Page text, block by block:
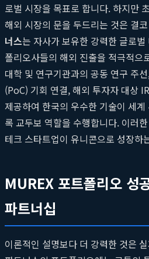
로벌 시장을 목표로 합니다. 하지만
해외 시장의 문을 두드리는 것은 결
너스는 자사가 보유한 강력한 글로
폴리오사들의 해외 진출을 적극적으
대학 및 연구기관과의 공동 연구 주
(PoC) 기회 연결, 해외 투자자 대상
제공하여 한국의 우수한 기술이 세
록 교두보 역할을 수행합니다. 이러
테크 스타트업이 유니콘으로 성장하
MUREX 포트폴리오 성
파트너십
이론적인 설명보다 더 강력한 것은